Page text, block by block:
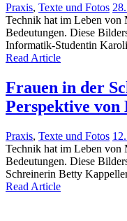
Praxis, Texte und Fotos
Technik hat im Leben von
Bedeutungen. Diese
Informatik-Studentin
Read Article
Frauen in der
Perspektive
Praxis, Texte und Fotos
Technik hat im Leben von
Bedeutungen. Diese
Schreinerin Betty
Read Article